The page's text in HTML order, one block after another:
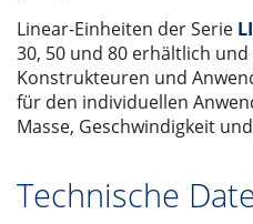
Linear-Einheiten der Serie
30, 50 und 80 erhältlich
Konstrukteuren und
für den individuellen
Masse, Geschwindigkeit
Technische